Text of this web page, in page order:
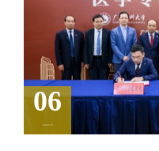
06
2024.12